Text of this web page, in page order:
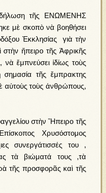
τῆς ΕΝΩΜΕΝΗΣ
μὲ σκοπὸ νὰ βοηθήσει
Ἐκκλησίας γιὰ τὴν
στὴν ἤπειρο τῆς Ἀφρικῆς
νὰ ἔμπνεύσει ἰδίως τοὺς
σημασία τῆς ἔμπρακτης
αὐτοὺς τοὺς ἀνθρώπους,
στὴν Ἤπειρο τῆς
Χρυσόστομος
συνεργάτισσές του ,
τὰ βιώματά τους ,τὰ
τῆς προσφορᾶς καὶ τῆς